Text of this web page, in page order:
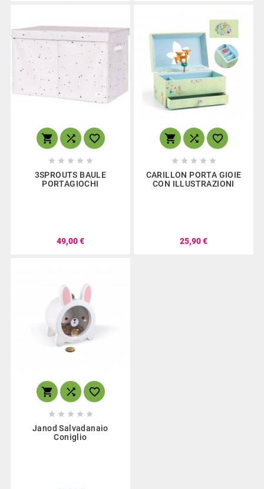
  
    
3SPROUTS BAULE
PORTAGIOCHI
49,00 €
  
    
CARILLON PORTA GIOIE
CON ILLUSTRAZIONI
25,90 €
  
    
Janod Salvadanaio
Coniglio